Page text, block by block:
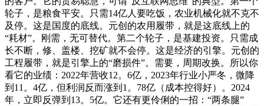
轮子，是粮食平安。只需14亿人要吃饭，农业机械化就不克不
及停。这是国度的底线。元创的农用履带，就是这底线上的
“耗材”。刚需，无可替代。第二个轮子，是基建投资。只需成
长不断，修、盖楼、挖矿就不会停。这是经济的引擎。元创的
工程履带，就是引擎上的“磨损件”。需要，周期改换。所以你
看它的业绩：2022年营收12。6亿，2023年行业小严冬，微降
到11。4亿，但利润反而涨到1。78亿（成本控得好）。2024
年，立即反弹到13。5亿。它还有更伶俐的一招：“两条腿”